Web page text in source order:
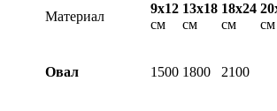
Материал
9х12
см
13х18
см
18х24
см
см
Овал 1500 1800 2100